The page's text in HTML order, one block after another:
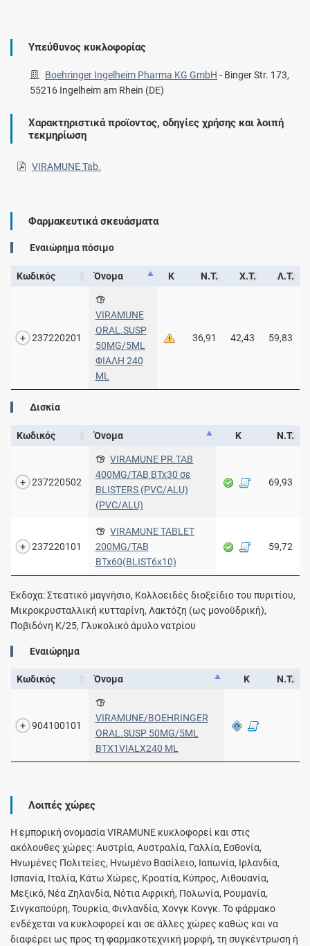
Υπεύθυνος κυκλοφορίας
Boehringer Ingelheim Pharma KG GmbH - Binger Str. 173,
55216 Ingelheim am Rhein (DE)
Χαρακτηριστικά προϊοντος, οδηγίες χρήσης και λοιπή
τεκμηρίωση
VIRAMUNE Tab.
Φαρμακευτικά σκευάσματα
Eναιώρημα πόσιμο
Κωδικός Όνομα Κ Ν.Τ. Χ.Τ. Λ.Τ.
237220201
VIRAMUNE
ORAL.SUSP
50MG/5ML
ΦΙΑΛΗ 240
ML
36,91 42,43 59,83
Δισκία
Κωδικός Όνομα Κ Ν.Τ.
237220502
VIRAMUNE PR.TAB
400MG/TAB BTx30 σε
BLISTERS (PVC/ALU)
(PVC/ALU)
69,93
237220101
VIRAMUNE TABLET
200MG/TAB
BTx60(BLIST6x10)
59,72
Έκδοχα: Στεατικό μαγνήσιο, Κολλοειδές διοξείδιο του πυριτίου,
Μικροκρυσταλλική κυτταρίνη, Λακτόζη (ως μονοϋδρική),
Ποβιδόνη Κ/25, Γλυκολικό άμυλο νατρίου
Εναιώρημα
Κωδικός Όνομα Κ Ν.Τ.
904100101
VIRAMUNE/BOEHRINGER
ORAL.SUSP 50MG/5ML
BTX1VIALX240 ML
Λοιπές χώρες
Η εμπορική ονομασία VIRAMUNE κυκλοφορεί και στις
ακόλουθες χώρες: Αυστρία, Αυστραλία, Γαλλία, Εσθονία,
Ηνωμένες Πολιτείες, Ηνωμένο Βασίλειο, Ιαπωνία, Ιρλανδία,
Ισπανία, Ιταλία, Κάτω Χώρες, Κροατία, Κύπρος, Λιθουανία,
Μεξικό, Νέα Ζηλανδία, Νότια Αφρική, Πολωνία, Ρουμανία,
Σινγκαπούρη, Τουρκία, Φινλανδία, Χονγκ Κονγκ. Το φάρμακο
ενδέχεται να κυκλοφορεί και σε άλλες χώρες καθώς και να
διαφέρει ως προς τη φαρμακοτεχνική μορφή, τη συγκέντρωση ή